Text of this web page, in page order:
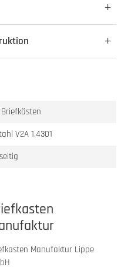
V2A 1.4301
Manufaktur Lippe